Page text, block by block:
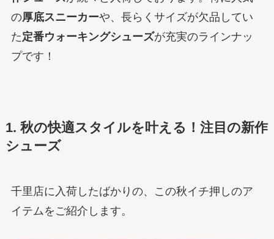
の厚底スニーカーや、長らくサイズが欠品してい
た定番ウォーキングシューズが充実のラインナッ
プです！
1. 秋の快適スタイルを叶える！注目の新作
シューズ
千里店に入荷したばかりの、この秋イチ押しのア
イテムをご紹介します。